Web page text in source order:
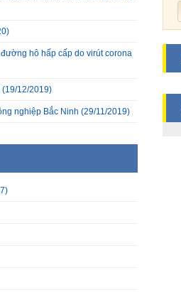
hô hấp cấp do virút corona
(19/12/2019)
nghiệp Bắc Ninh (29/11/2019)